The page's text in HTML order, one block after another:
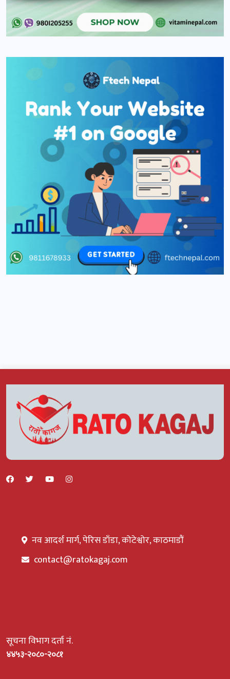
नव आदर्श मार्ग, पेरिस डाँडा, कोटेश्वोर, काठमाडौं
contact@ratokagaj.com
सूचना विभाग दर्ता नं.
४४५३-२०८०-२०८१